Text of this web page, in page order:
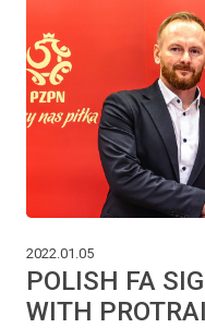
2022.01.05
POLISH FA
WITH